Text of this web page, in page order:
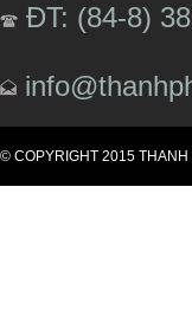
ĐT: (84-8)
© COPYRIGHT 2015 THANH